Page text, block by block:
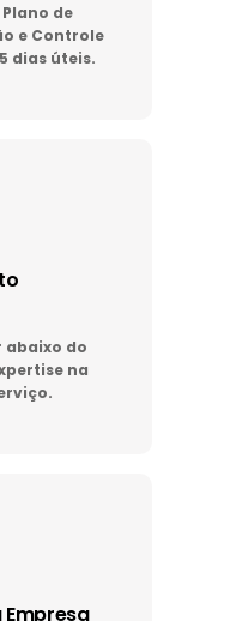
de
e Controle
dias úteis.
abaixo do
na